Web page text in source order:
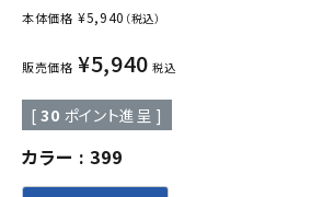
本体価格 ¥5,940 （税込）
販売価格 ¥5,940 税込
[ 30 ポイント進呈 ]
カラー 399